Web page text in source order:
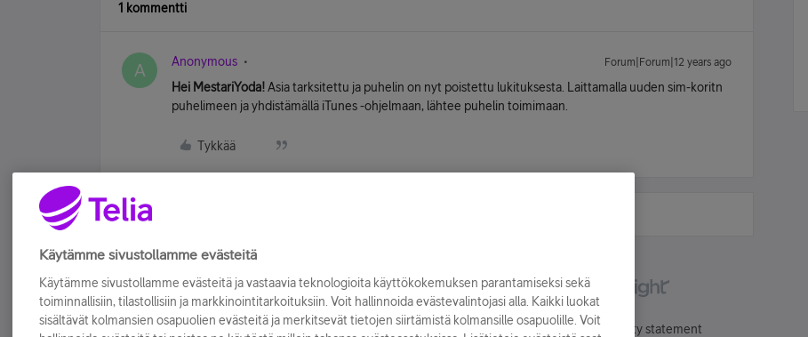
1 kommentti
A Anonymous Forum|Forum|12 years ago
Hei MestariYoda!Asia tarksitettu ja puhelin on nyt poistettu lukituksesta. Laittamalla uuden sim-koritn
puhelimeen ja yhdistämällä iTunes -ohjelmaan, lähtee puhelin toimimaan.
Tykkää
Käyttöehdot Accessibility statement
Käytämme sivustollamme evästeitä
Käytämme sivustollamme evästeitä ja vastaavia teknologioita käyttökokemuksen parantamiseksi sekä
toiminnallisiin, tilastollisiin ja markkinointitarkoituksiin. Voit hallinnoida evästevalintojasi alla. Kaikki luokat
sisältävät kolmansien osapuolien evästeitä ja merkitsevät tietojen siirtämistä kolmansille osapuolille. Voit